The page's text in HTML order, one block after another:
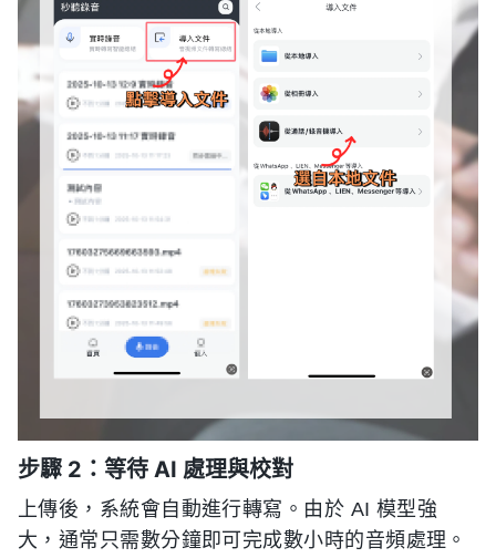
步驟 2：等待 AI 處理與校對
上傳後，系統會自動進行轉寫。由於 AI 模型強
大，通常只需數分鐘即可完成數小時的音頻處理。